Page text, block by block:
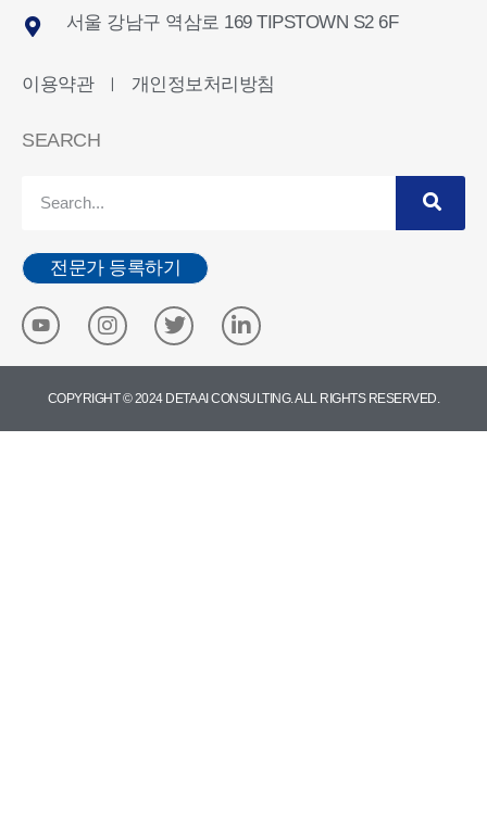
서울 강남구 역삼로 169 TIPSTOWN S2 6F
이용약관 ㅣ 개인정보처리방침
SEARCH
전문가 등록하기
COPYRIGHT © 2024 DETA AI CONSULTING. ALL RIGHTS RESERVED.